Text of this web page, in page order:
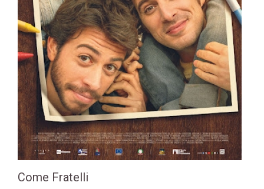
Come Fratelli